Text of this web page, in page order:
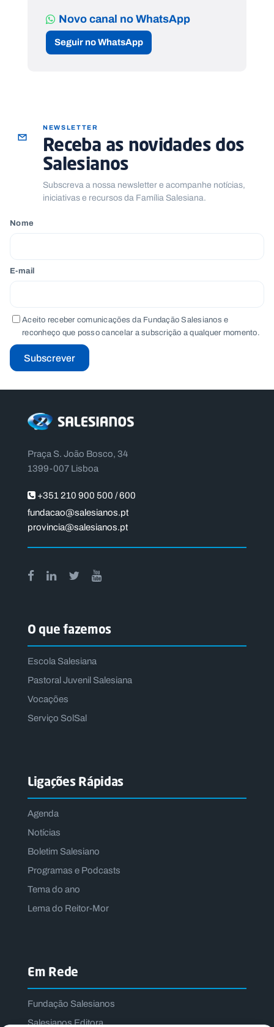
Novo canal no WhatsApp
Seguir no WhatsApp
NEWSLETTER
Receba as novidades dos
Salesianos
Subscreva a nossa newsletter e acompanhe notícias,
iniciativas e recursos da Família Salesiana.
Nome
E-mail
Aceito receber comunicações da Fundação Salesianos e
reconheço que posso cancelar a subscrição a qualquer momento.
Subscrever
Praça S. João Bosco, 34
1399-007 Lisboa
+351 210 900 500 / 600
fundacao@salesianos.pt
provincia@salesianos.pt
O que fazemos
Escola Salesiana
Pastoral Juvenil Salesiana
Vocações
Serviço SolSal
Ligações Rápidas
Agenda
Notícias
Boletim Salesiano
Programas e Podcasts
Tema do ano
Lema do Reitor-Mor
Em Rede
Fundação Salesianos
Salesianos Editora